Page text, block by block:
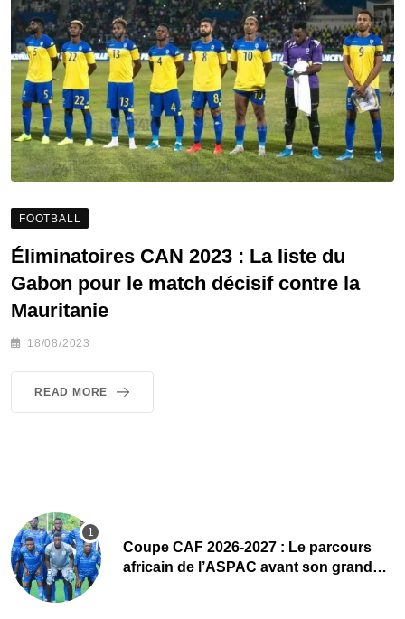
FOOTBALL
Éliminatoires CAN 2023 : La liste du
Gabon pour le match décisif contre la
Mauritanie
18/08/2023
READ MORE
Coupe CAF 2026-2027 : Le parcours
africain de l’ASPAC avant son grand